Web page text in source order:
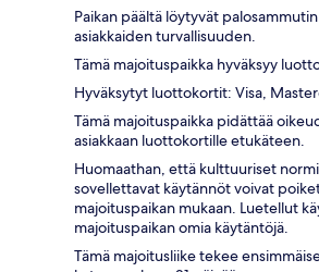
Paikan päältä löytyvät
asiakkaiden turvallisuuden.
Tämä majoituspaikka hyväksyy
Hyväksytyt luottokortit: Visa,
Tämä majoituspaikka pidättää
asiakkaan luottokortille etukäteen.
Huomaathan, että kulttuuriset
sovellettavat käytännöt voivat
majoituspaikan mukaan. Luetellut
majoituspaikan omia käytäntöjä.
Tämä majoitusliike tekee